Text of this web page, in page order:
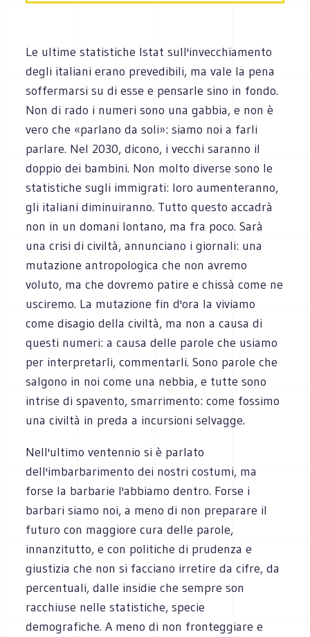
Le ultime statistiche Istat sull'invecchiamento
degli italiani erano prevedibili, ma vale la pena
soffermarsi su di esse e pensarle sino in fondo.
Non di rado i numeri sono una gabbia, e non è
vero che «parlano da soli»: siamo noi a farli
parlare. Nel 2030, dicono, i vecchi saranno il
doppio dei bambini. Non molto diverse sono le
statistiche sugli immigrati: loro aumenteranno,
gli italiani diminuiranno. Tutto questo accadrà
non in un domani lontano, ma fra poco. Sarà
una crisi di civiltà, annunciano i giornali: una
mutazione antropologica che non avremo
voluto, ma che dovremo patire e chissà come ne
usciremo. La mutazione fin d'ora la viviamo
come disagio della civiltà, ma non a causa di
questi numeri: a causa delle parole che usiamo
per interpretarli, commentarli. Sono parole che
salgono in noi come una nebbia, e tutte sono
intrise di spavento, smarrimento: come fossimo
una civiltà in preda a incursioni selvagge.
Nell'ultimo ventennio si è parlato
dell'imbarbarimento dei nostri costumi, ma
forse la barbarie l'abbiamo dentro. Forse i
barbari siamo noi, a meno di non preparare il
futuro con maggiore cura delle parole,
innanzitutto, e con politiche di prudenza e
giustizia che non si facciano irretire da cifre, da
percentuali, dalle insidie che sempre son
racchiuse nelle statistiche, specie
demografiche. A meno di non fronteggiare e